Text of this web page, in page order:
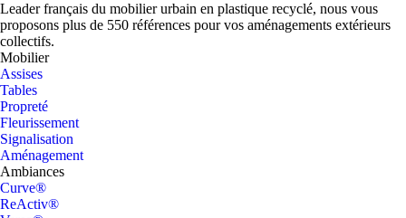
Leader français du mobilier urbain en plastique recyclé, nous vous
proposons plus de 550 références pour vos aménagements extérieurs
collectifs.
Mobilier
Assises
Tables
Propreté
Fleurissement
Signalisation
Aménagement
Ambiances
Curve®
ReActiv®